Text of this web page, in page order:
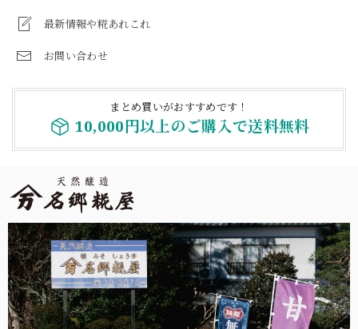
最新情報や糀あれこれ
お問い合わせ
まとめ買いがおすすめです！
10,000円以上のご購入で送料無料